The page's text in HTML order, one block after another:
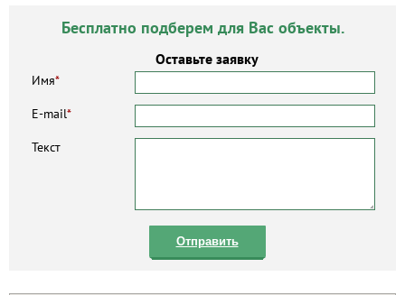
Бесплатно подберем для Вас объекты.
Оставьте заявку
Имя*
E-mail*
Текст
Отправить